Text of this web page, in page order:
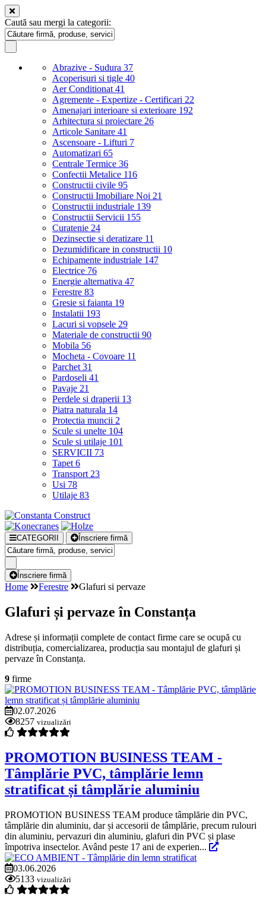
Caută sau mergi la categorii:
Abrazive - Sudura 37
Acoperisuri si tigle 40
Aer Conditionat 41
Agremente - Expertize - Certificari 22
Amenajari interioare si exterioare 192
Arhitectura si proiectare 26
Articole Sanitare 41
Ascensoare - Lifturi 7
Automatizari 65
Centrale Termice 36
Confectii Metalice 116
Constructii civile 95
Constructii Imobiliare Noi 21
Constructii industriale 139
Constructii Servicii 155
Curatenie 24
Dezinsectie si deratizare 11
Dezumidificare in constructii 10
Echipamente industriale 147
Electrice 76
Energie alternativa 47
Ferestre 83
Gresie si faianta 19
Instalatii 193
Lacuri si vopsele 29
Materiale de constructii 90
Mobila 56
Mocheta - Covoare 11
Parchet 31
Pardoseli 41
Pavaje 21
Perdele si draperii 13
Piatra naturala 14
Protectia muncii 2
Scule si unelte 104
Scule si utilaje 101
SERVICII 73
Tapet 6
Transport 23
Usi 78
Utilaje 83
CATEGORII Înscriere firmă
Înscriere firmă
Home Ferestre Glafuri si pervaze
Glafuri și pervaze în Constanța
Adrese și informații complete de contact firme care se ocupă cu
distribuția, comercializarea, producția sau montajul de glafuri și
pervaze în Constanța.
9 firme
02.07.2026
8257 vizualizări
PROMOTION BUSINESS TEAM -
Tâmplărie PVC, tâmplărie lemn
stratificat și tâmplărie aluminiu
PROMOTION BUSINESS TEAM produce tâmplărie din PVC,
tâmplărie din aluminiu, dar și accesorii de tâmplărie, precum rulouri
din aluminiu, pervazuri din aluminiu, glafuri din PVC și plase
împotriva insectelor. Având peste 17 ani de experien...
03.06.2026
5133 vizualizări